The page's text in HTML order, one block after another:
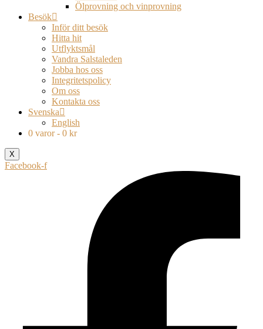
Ölprovning och vinprovning
Besök
Inför ditt besök
Hitta hit
Utflyktsmål
Vandra Salstaleden
Jobba hos oss
Integritetspolicy
Om oss
Kontakta oss
Svenska
English
0 varor
0 kr
X
Facebook-f